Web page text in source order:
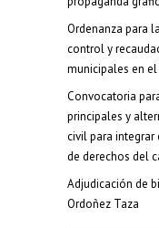
Ordenanza para
control y
municipales en
Convocatoria
principales y
civil para
de derechos del
Adjudicación de
Ordoñez Taza